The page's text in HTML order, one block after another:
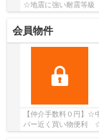
☆地震に強い耐震等
会員物件
【仲介手数料０円
パー近く買い物便利